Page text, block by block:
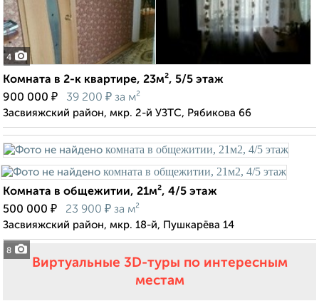
4
Комната в 2-к квартире, 23м², 5/5 этаж
900 000 ₽ 39 200 ₽ за м²
Засвияжский район, мкр. 2-й УЗТС, Рябикова 66
8
Комната в общежитии, 21м², 4/5 этаж
500 000 ₽ 23 900 ₽ за м²
Засвияжский район, мкр. 18-й, Пушкарёва 14
Виртуальные 3D-туры по интересным
местам